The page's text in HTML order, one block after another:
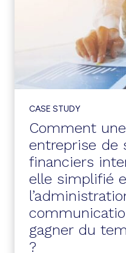
CASE STUDY
Comment
entreprise de
financiers
elle simplifié
gagner du
?